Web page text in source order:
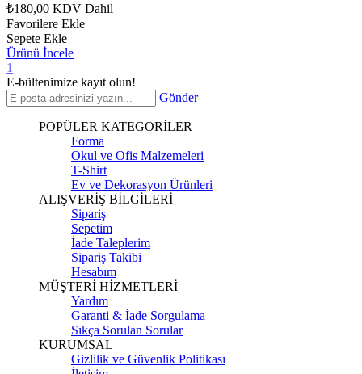
₺180,00 KDV Dahil
Favorilere Ekle
Sepete Ekle
Ürünü İncele
1
E-bültenimize kayıt olun!
Gönder
POPÜLER KATEGORİLER
Forma
Okul ve Ofis Malzemeleri
T-Shirt
Ev ve Dekorasyon Ürünleri
ALIŞVERİŞ BİLGİLERİ
Sipariş
Sepetim
İade Taleplerim
Sipariş Takibi
Hesabım
MÜŞTERİ HİZMETLERİ
Yardım
Garanti & İade Sorgulama
Sıkça Sorulan Sorular
KURUMSAL
Gizlilik ve Güvenlik Politikası